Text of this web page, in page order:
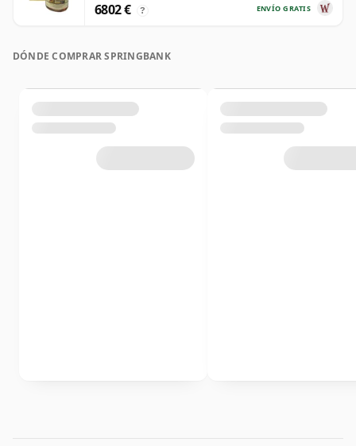
ENVÍO GRATIS
6802 € ?
DÓNDE COMPRAR SPRINGBANK